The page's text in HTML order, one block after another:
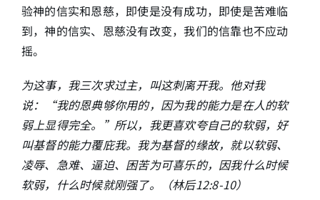
验神的信实和恩慈，即使是没有成功，即使是苦难临
到，神的信实、恩慈没有改变，我们的信靠也不应动
摇。
为这事，我三次求过主，叫这刺离开我。他对我
说：“我的恩典够你用的，因为我的能力是在人的软
弱上显得完全。”所以，我更喜欢夸自己的软弱，好
叫基督的能力覆庇我。我为基督的缘故，就以软弱、
凌辱、急难、逼迫、困苦为可喜乐的，因我什么时候
软弱，什么时候就刚强了。（林后12:8-10）